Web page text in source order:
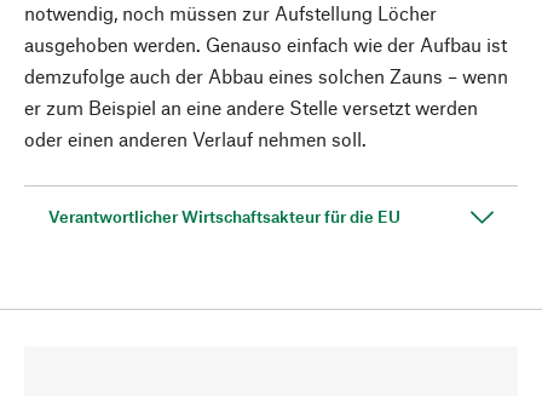
notwendig, noch müssen zur Aufstellung Löcher
ausgehoben werden. Genauso einfach wie der Aufbau ist
demzufolge auch der Abbau eines solchen Zauns – wenn
er zum Beispiel an eine andere Stelle versetzt werden
oder einen anderen Verlauf nehmen soll.
Verantwortlicher Wirtschaftsakteur für die EU